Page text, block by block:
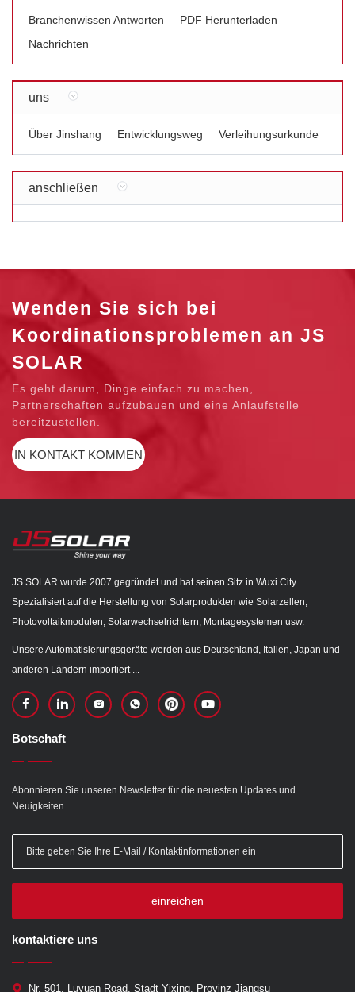
Branchenwissen Antworten
PDF Herunterladen
Nachrichten
uns
Über Jinshang Entwicklungsweg Verleihungsurkunde
anschließen
Wenden Sie sich bei
Koordinationsproblemen an JS
SOLAR
Es geht darum, Dinge einfach zu machen,
Partnerschaften aufzubauen und eine Anlaufstelle
bereitzustellen.
IN KONTAKT KOMMEN
JS SOLAR wurde 2007 gegründet und hat seinen Sitz in Wuxi City.
Spezialisiert auf die Herstellung von Solarprodukten wie Solarzellen,
Photovoltaikmodulen, Solarwechselrichtern, Montagesystemen usw.
Unsere Automatisierungsgeräte werden aus Deutschland, Italien, Japan und
anderen Ländern importiert ...
Botschaft
Abonnieren Sie unseren Newsletter für die neuesten Updates und
Neuigkeiten
einreichen
kontaktiere uns
Nr. 501, Luyuan Road, Stadt Yixing, Provinz Jiangsu